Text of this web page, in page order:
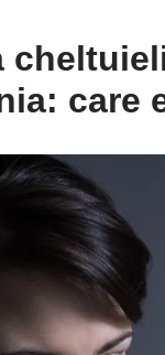
: care